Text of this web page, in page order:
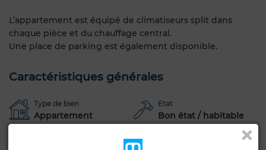
L’appartement est équipé de climatiseurs split dans
chaque pièce et du chauffage central.
Une place de parking est également disponible.
Caractéristiques générales
Type de bien
Appartement
Etat
Bon état / habitable